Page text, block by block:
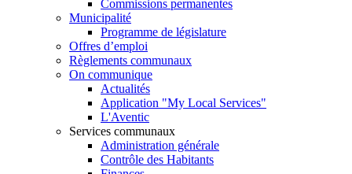
Commissions permanentes
Municipalité
Programme de législature
Offres d’emploi
Règlements communaux
On communique
Actualités
Application "My Local Services"
L'Aventic
Services communaux
Administration générale
Contrôle des Habitants